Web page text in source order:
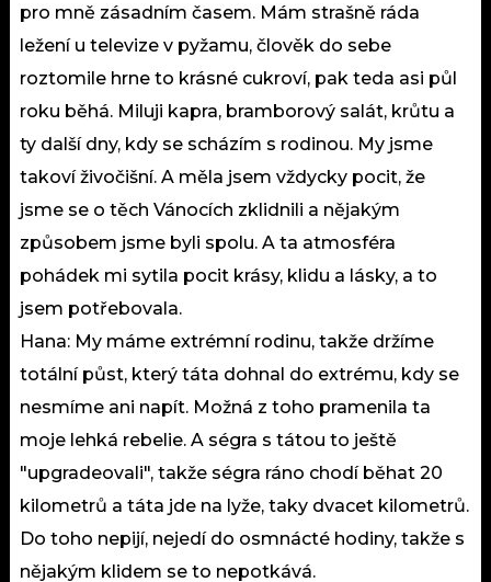
pro mně zásadním časem. Mám strašně ráda
ležení u televize v pyžamu, člověk do sebe
roztomile hrne to krásné cukroví, pak teda asi půl
roku běhá. Miluji kapra, bramborový salát, krůtu a
ty další dny, kdy se scházím s rodinou. My jsme
takoví živočišní. A měla jsem vždycky pocit, že
jsme se o těch Vánocích zklidnili a nějakým
způsobem jsme byli spolu. A ta atmosféra
pohádek mi sytila pocit krásy, klidu a lásky, a to
jsem potřebovala.
Hana: My máme extrémní rodinu, takže držíme
totální půst, který táta dohnal do extrému, kdy se
nesmíme ani napít. Možná z toho pramenila ta
moje lehká rebelie. A ségra s tátou to ještě
"upgradeovali", takže ségra ráno chodí běhat 20
kilometrů a táta jde na lyže, taky dvacet kilometrů.
Do toho nepijí, nejedí do osmnácté hodiny, takže s
nějakým klidem se to nepotkává.